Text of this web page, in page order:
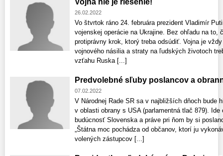
Vojna nie je riešenie!
26.02.2022
Vo štvrtok ráno 24. februára prezident Vladimír
vojenskej operácie na Ukrajine. Bez ohľadu na to,
protiprávny krok, ktorý treba odsúdiť. Vojna je
vojnového násilia a straty na ľudských životoch
vzťahu Ruska [...]
Predvolebné sľuby poslancov a
07.02.2022
V Národnej Rade SR sa v najbližších dňoch bude
v oblasti obrany s USA (parlamentná tlač 879).
budúcnosť Slovenska a práve pri ňom by si
„Štátna moc pochádza od občanov, ktorí ju
volených zástupcov [...]